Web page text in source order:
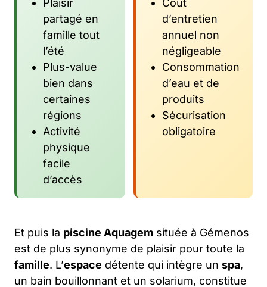
Plaisir
partagé en
famille tout
l’été
Plus-value
bien dans
certaines
régions
Activité
physique
facile
d’accès
Coût
d’entretien
annuel non
négligeable
Consommation
d’eau et de
produits
Sécurisation
obligatoire
Et puis la piscine Aquagem située à Gémenos
est de plus synonyme de plaisir pour toute la
famille. L’espace détente qui intègre un spa,
un bain bouillonnant et un solarium, constitue